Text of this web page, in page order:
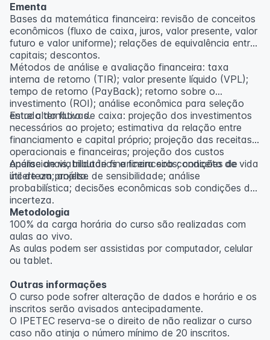
Ementa
Bases da matemática financeira: revisão de conceitos
econômicos (fluxo de caixa, juros, valor presente, valor
futuro e valor uniforme); relações de equivalência entre
capitais; descontos.
Métodos de análise e avaliação financeira: taxa
interna de retorno (TIR); valor presente líquido (VPL);
tempo de retorno (PayBack); retorno sobre o
investimento (ROI); análise econômica para seleção
entre alternativas.
Estudo do fluxo de caixa: projeção dos investimentos
necessários ao projeto; estimativa da relação entre
financiamento e capital próprio; projeção das receitas
operacionais e financeiras; projeção dos custos
operacionais, tributários e financeiros; conceito de vida
útil de um projeto.
Análise de viabilidade financeira sob condições de
incerteza; análise de sensibilidade; análise
probabilística; decisões econômicas sob condições de
incerteza.
Metodologia
100% da carga horária do curso são realizadas com
aulas ao vivo.
As aulas podem ser assistidas por computador, celular
ou tablet.
Outras informações
O curso pode sofrer alteração de dados e horário e os
inscritos serão avisados ​​antecipadamente.
O IPETEC reserva-se o direito de não realizar o curso
caso não atinja o número mínimo de 20 inscritos.